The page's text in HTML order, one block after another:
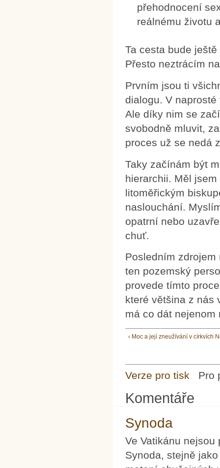
přehodnocení
reálnému životu
Ta cesta bude
Přesto neztrácím
Prvním jsou ti
dialogu. V
Ale díky nim se
svobodně mluvit,
proces už se nedá
Taky začínám být
hierarchii. Měl
litoměřickým
naslouchání.
opatrní nebo
chuť.
Posledním
ten pozemský
provede tímto
které většina z nás
má co dát
‹ Moc a její zneužívání v církvích
Verze pro tisk Pro
Komentáře
Synoda
Ve Vatikánu
Synoda, stejně